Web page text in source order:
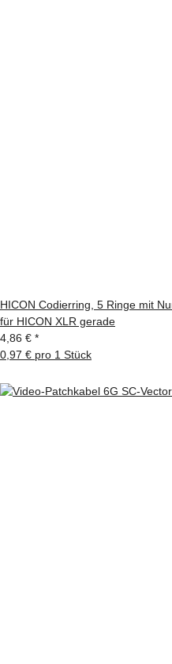
HICON Codierring, 5 Ringe mit
für HICON XLR gerade
4,86 € *
0,97 € pro 1 Stück